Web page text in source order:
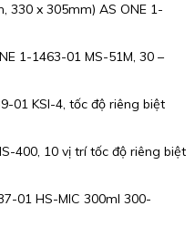
330 x 305mm) AS ONE 1-
1-1463-01 MS-51M, 30 –
01 KSI-4, tốc độ riêng biệt
400, 10 vị trí tốc độ riêng biệt
01 HS-MIC 300ml 300-